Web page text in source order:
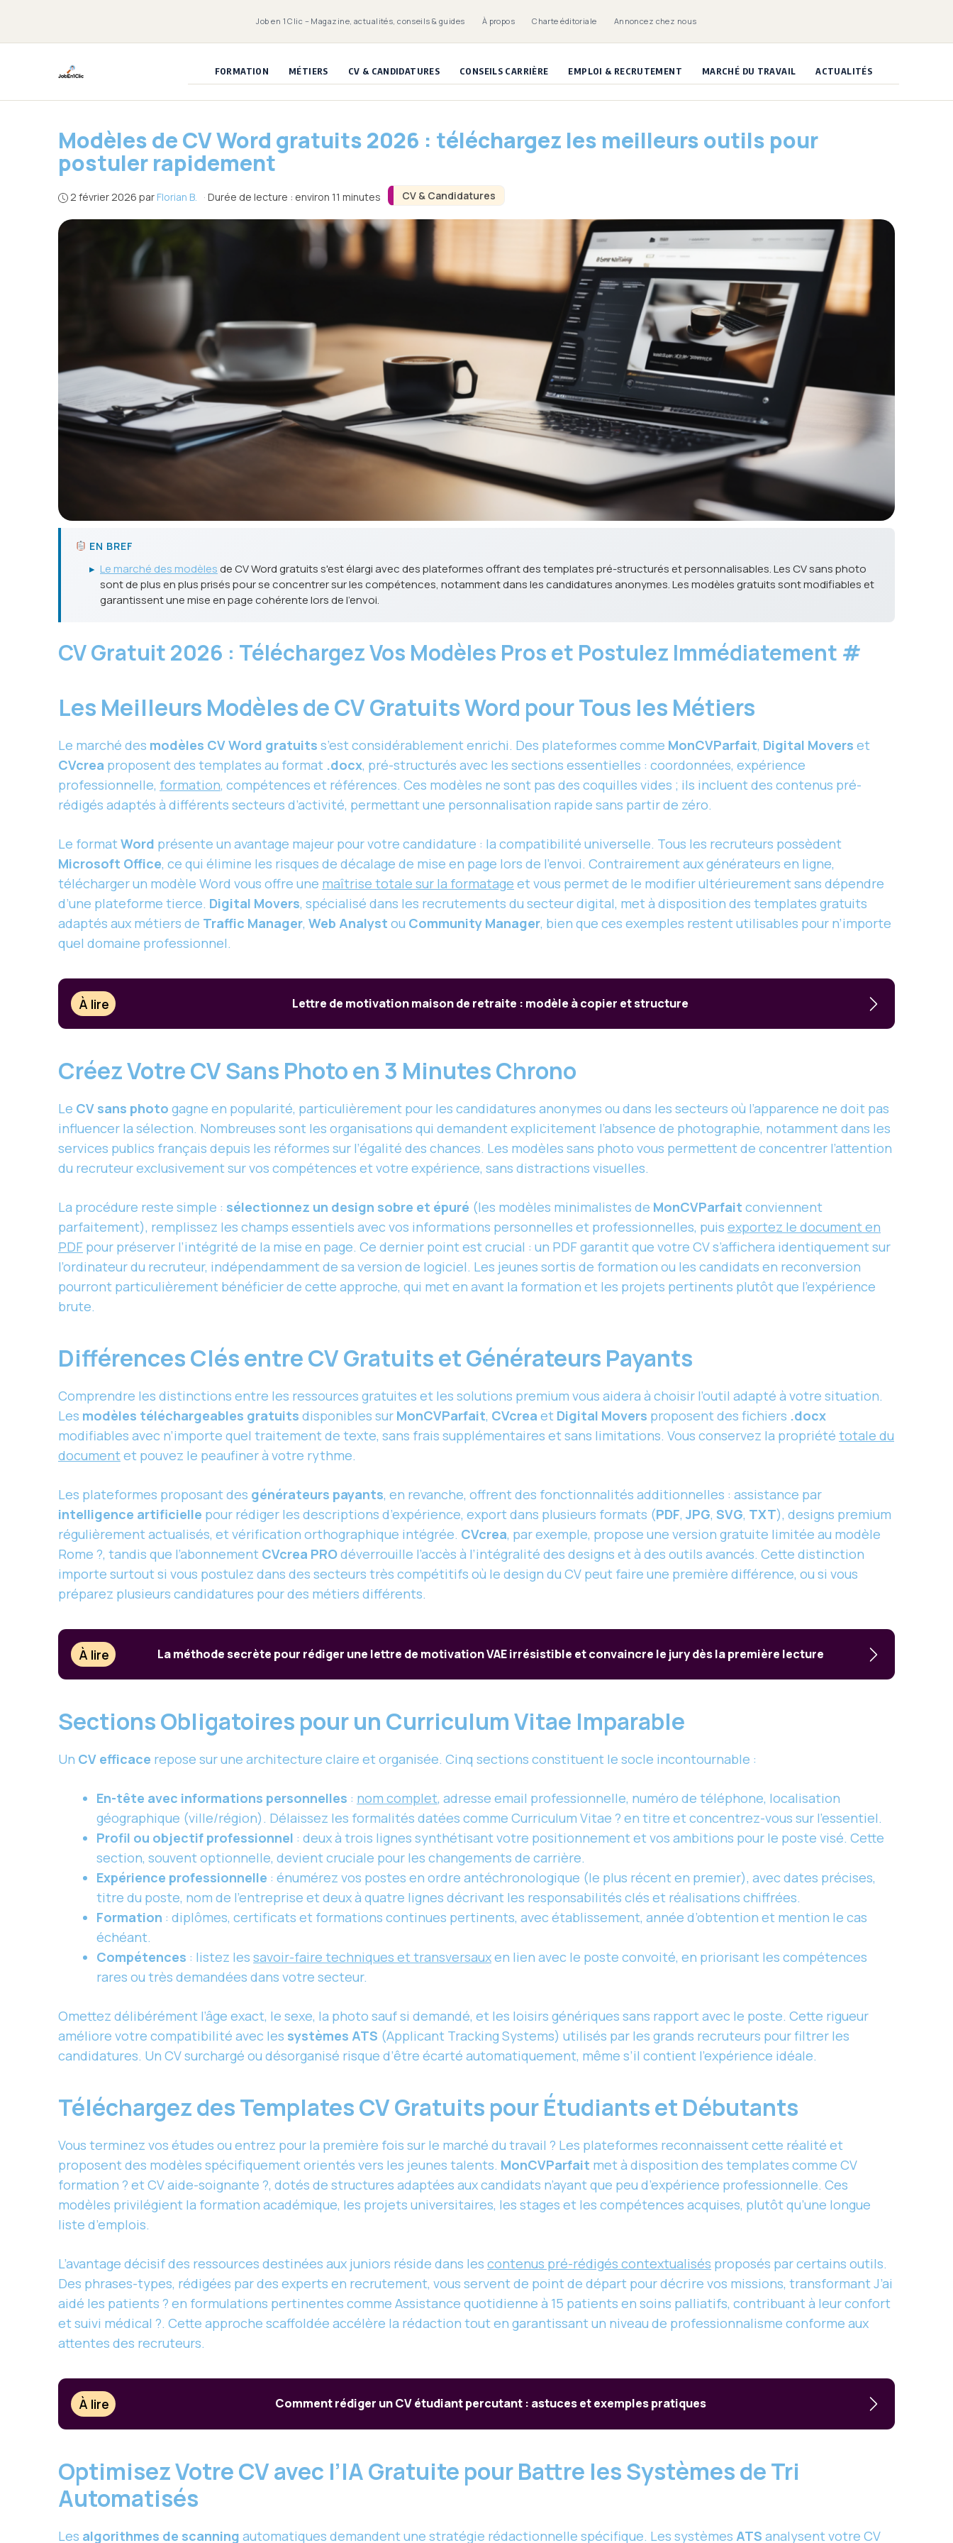
contenu
Job en 1 Clic – Magazine, actualités, conseils & guides À propos Charte éditoriale Annoncez chez nous
FORMATION MÉTIERS CV & CANDIDATURES CONSEILS CARRIÈRE EMPLOI & RECRUTEMENT MARCHÉ DU TRAVAIL ACTUALITÉS
CV & Candidatures
Modèles de CV Word gratuits 2026 : téléchargez les meilleurs outils pour
postuler rapidement
2 février 2026 par Florian B. · Durée de lecture : environ 11 minutes
EN BREF
▸ Le marché des modèlesde CV Word gratuits s'est élargi avec des plateformes offrant des templates pré-structurés et personnalisables. Les CV sans photo
sont de plus en plus prisés pour se concentrer sur les compétences, notamment dans les candidatures anonymes. Les modèles gratuits sont modifiables et
garantissent une mise en page cohérente lors de l'envoi.
CV Gratuit 2026 : Téléchargez Vos Modèles Pros et Postulez Immédiatement #
Les Meilleurs Modèles de CV Gratuits Word pour Tous les Métiers
Le marché des modèles CV Word gratuits s’est considérablement enrichi. Des plateformes comme MonCVParfait, Digital Movers et
CVcrea proposent des templates au format .docx, pré-structurés avec les sections essentielles : coordonnées, expérience
professionnelle, formation, compétences et références. Ces modèles ne sont pas des coquilles vides ; ils incluent des contenus pré-
rédigés adaptés à différents secteurs d’activité, permettant une personnalisation rapide sans partir de zéro.
Le formatWord présente un avantage majeur pour votre candidature : la compatibilité universelle. Tous les recruteurs possèdent
Microsoft Office, ce qui élimine les risques de décalage de mise en page lors de l’envoi. Contrairement aux générateurs en ligne,
télécharger un modèle Word vous offre une maîtrise totale sur la formatage et vous permet de le modifier ultérieurement sans dépendre
d’une plateforme tierce. Digital Movers, spécialisé dans les recrutements du secteur digital, met à disposition des templates gratuits
adaptés aux métiers de Traffic Manager, Web Analyst ou Community Manager, bien que ces exemples restent utilisables pour n’importe
quel domaine professionnel.
À lire Lettre de motivation maison de retraite : modèle à copier et structure
Créez Votre CV Sans Photo en 3 Minutes Chrono
Le CV sans photo gagne en popularité, particulièrement pour les candidatures anonymes ou dans les secteurs où l’apparence ne doit pas
influencer la sélection. Nombreuses sont les organisations qui demandent explicitement l’absence de photographie, notamment dans les
services publics français depuis les réformes sur l’égalité des chances. Les modèles sans photo vous permettent de concentrer l’attention
du recruteur exclusivement sur vos compétences et votre expérience, sans distractions visuelles.
La procédure reste simple : sélectionnez un design sobre et épuré (les modèles minimalistes de MonCVParfait conviennent
parfaitement), remplissez les champs essentiels avec vos informations personnelles et professionnelles, puis exportez le document en
PDF pour préserver l’intégrité de la mise en page. Ce dernier point est crucial : un PDF garantit que votre CV s’affichera identiquement sur
l’ordinateur du recruteur, indépendamment de sa version de logiciel. Les jeunes sortis de formation ou les candidats en reconversion
pourront particulièrement bénéficier de cette approche, qui met en avant la formation et les projets pertinents plutôt que l’expérience
brute.
Différences Clés entre CV Gratuits et Générateurs Payants
Comprendre les distinctions entre les ressources gratuites et les solutions premium vous aidera à choisir l’outil adapté à votre situation.
Les modèles téléchargeables gratuits disponibles sur MonCVParfait, CVcrea et Digital Movers proposent des fichiers .docx
modifiables avec n’importe quel traitement de texte, sans frais supplémentaires et sans limitations. Vous conservez la propriété totale du
documentet pouvez le peaufiner à votre rythme.
Les plateformes proposant des générateurs payants, en revanche, offrent des fonctionnalités additionnelles : assistance par
intelligence artificielle pour rédiger les descriptions d’expérience, export dans plusieurs formats (PDF, JPG, SVG, TXT), designs premium
régulièrement actualisés, et vérification orthographique intégrée. CVcrea, par exemple, propose une version gratuite limitée au modèle
Rome ?, tandis que l’abonnement CVcrea PROdéverrouille l’accès à l’intégralité des designs et à des outils avancés. Cette distinction
importe surtout si vous postulez dans des secteurs très compétitifs où le design du CV peut faire une première différence, ou si vous
préparez plusieurs candidatures pour des métiers différents.
À lire La méthode secrète pour rédiger une lettre de motivation VAE irrésistible et convaincre le jury dès la première lecture
Sections Obligatoires pour un Curriculum Vitae Imparable
Un CV efficace repose sur une architecture claire et organisée. Cinq sections constituent le socle incontournable :
En-tête avec informations personnelles : nom complet, adresse email professionnelle, numéro de téléphone, localisation
géographique (ville/région). Délaissez les formalités datées comme Curriculum Vitae ? en titre et concentrez-vous sur l’essentiel.
Profil ou objectif professionnel : deux à trois lignes synthétisant votre positionnement et vos ambitions pour le poste visé. Cette
section, souvent optionnelle, devient cruciale pour les changements de carrière.
Expérience professionnelle : énumérez vos postes en ordre antéchronologique (le plus récent en premier), avec dates précises,
titre du poste, nom de l’entreprise et deux à quatre lignes décrivant les responsabilités clés et réalisations chiffrées.
Formation : diplômes, certificats et formations continues pertinents, avec établissement, année d’obtention et mention le cas
échéant.
Compétences : listez les savoir-faire techniques et transversauxen lien avec le poste convoité, en priorisant les compétences
rares ou très demandées dans votre secteur.
Omettez délibérément l’âge exact, le sexe, la photo sauf si demandé, et les loisirs génériques sans rapport avec le poste. Cette rigueur
améliore votre compatibilité avec les systèmes ATS (Applicant Tracking Systems) utilisés par les grands recruteurs pour filtrer les
candidatures. Un CV surchargé ou désorganisé risque d’être écarté automatiquement, même s’il contient l’expérience idéale.
Téléchargez des Templates CV Gratuits pour Étudiants et Débutants
Vous terminez vos études ou entrez pour la première fois sur le marché du travail ? Les plateformes reconnaissent cette réalité et
proposent des modèles spécifiquement orientés vers les jeunes talents. MonCVParfait met à disposition des templates comme CV
formation ? et CV aide-soignante ?, dotés de structures adaptées aux candidats n’ayant que peu d’expérience professionnelle. Ces
modèles privilégient la formation académique, les projets universitaires, les stages et les compétences acquises, plutôt qu’une longue
liste d’emplois.
L’avantage décisif des ressources destinées aux juniors réside dans les contenus pré-rédigés contextualisés proposés par certains outils.
Des phrases-types, rédigées par des experts en recrutement, vous servent de point de départ pour décrire vos missions, transformant J’ai
aidé les patients ? en formulations pertinentes comme Assistance quotidienne à 15 patients en soins palliatifs, contribuant à leur confort
et suivi médical ?. Cette approche scaffoldée accélère la rédaction tout en garantissant un niveau de professionnalisme conforme aux
attentes des recruteurs.
À lire Comment rédiger un CV étudiant percutant : astuces et exemples pratiques
Optimisez Votre CV avec l’IA Gratuite pour Battre les Systèmes de Tri
Automatisés
Les algorithmes de scanning automatiques demandent une stratégie rédactionnelle spécifique. Les systèmes ATS analysent votre CV